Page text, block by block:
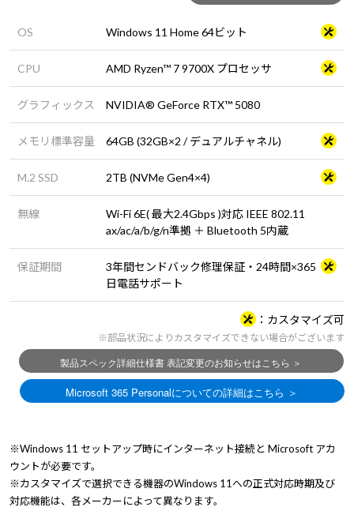
OS Windows 11 Home 64ビット
CPU AMD Ryzen™ 7 9700X プロセッサ
グラフィックス NVIDIA® GeForce RTX™ 5080
メモリ標準容量 64GB (32GB×2 / デュアルチャネル)
M.2 SSD 2TB (NVMe Gen4×4)
無線
Wi-Fi 6E( 最大2.4Gbps )対応 IEEE 802.11
ax/ac/a/b/g/n準拠 ＋ Bluetooth 5内蔵
保証期間
3年間センドバック修理保証・24時間×365
日電話サポート
カスタマイズ可
※部品状況によりカスタマイズできない場合がございます
※Windows 11 セットアップ時にインターネット接続と Microsoft アカ
ウントが必要です。
※カスタマイズで選択できる機器のWindows 11への正式対応時期及び
対応機能は、各メーカーによって異なります。